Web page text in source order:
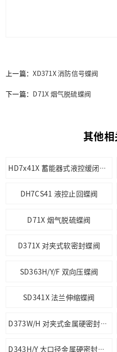
上一篇：XD371X 消防信号蝶阀
下一篇： D71X 烟气脱硫蝶阀
其他
HD7x41X 蓄能器式液控缓闭止回蝶阀
DH7CS41 液控止回蝶阀
D71X 烟气脱硫蝶阀
D371X 对夹式软密封蝶阀
SD363H/Y/F 双向压蝶阀
SD341X 法兰伸缩蝶阀
D373W/H 对夹式金属硬密封蝶阀
D343H/Y 大口径金属硬密封蝶阀